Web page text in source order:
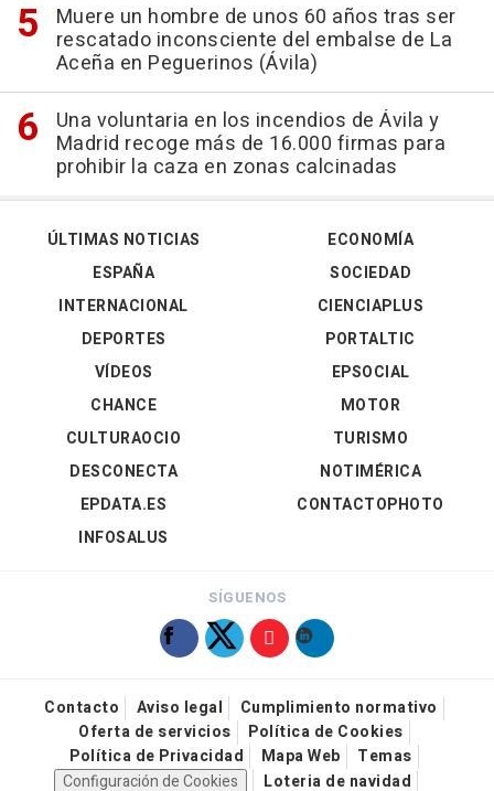
Muere un hombre de unos 60 años tras ser
rescatado inconsciente del embalse de La
Aceña en Peguerinos (Ávila)
Una voluntaria en los incendios de Ávila y
Madrid recoge más de 16.000 firmas para
prohibir la caza en zonas calcinadas
ÚLTIMAS NOTICIAS
ESPAÑA
INTERNACIONAL
DEPORTES
VÍDEOS
ECONOMÍA
SOCIEDAD
CIENCIAPLUS
PORTALTIC
EPSOCIAL
CHANCE
CULTURAOCIO
DESCONECTA
EPDATA.ES
INFOSALUS
MOTOR
TURISMO
NOTIMÉRICA
CONTACTOPHOTO
SÍGUENOS
Contacto Aviso legal
Cumplimiento normativo
Oferta de servicios
Política de Cookies
Política de Privacidad
Mapa Web
Temas
Configuración de Cookies
Loteria de navidad